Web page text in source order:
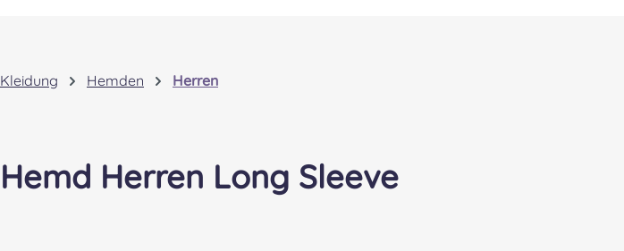
Kleidung Hemden Herren
Hemd Herren Long Sleeve